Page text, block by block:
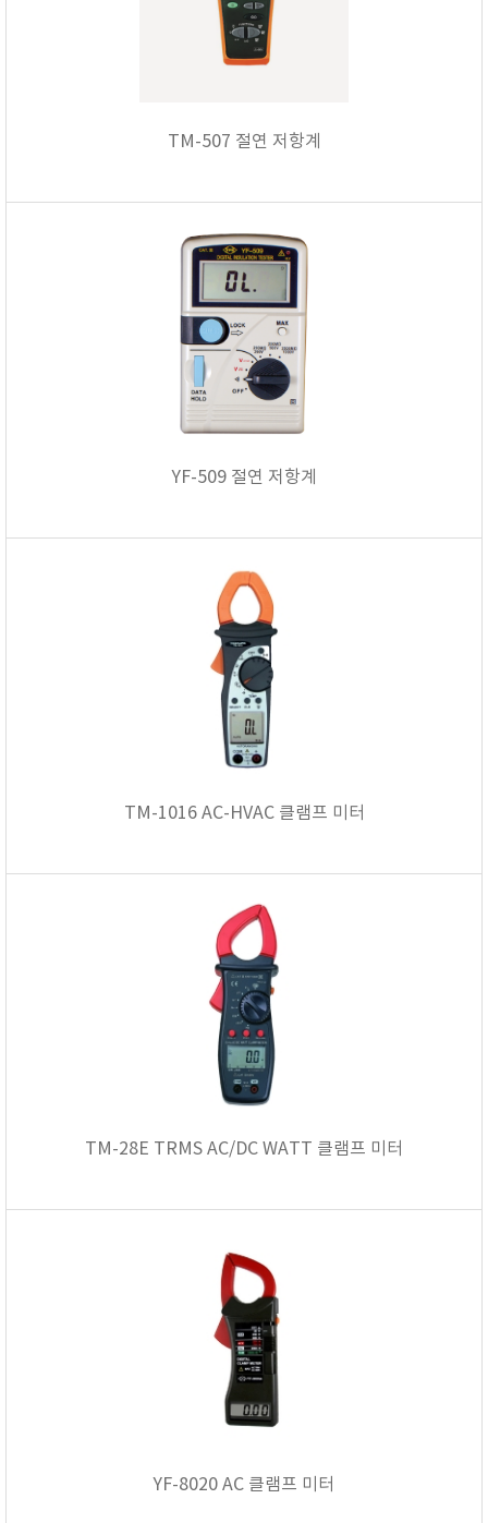
TM-507 절연 저항계
YF-509 절연 저항계
TM-1016 AC-HVAC 클램프 미터
TM-28E TRMS AC/DC WATT 클램프 미터
YF-8020 AC 클램프 미터